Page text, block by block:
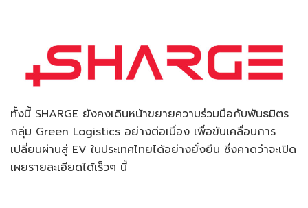
ทั้งนี้ SHARGE ยังคงเดินหน้าขยายความร่วมมือกับพันธมิตร
กลุ่ม Green Logistics อย่างต่อเนื่อง เพื่อขับเคลื่อนการ
เปลี่ยนผ่านสู่ EV ในประเทศไทยได้อย่างยั่งยืน ซึ่งคาดว่าจะเปิด
เผยรายละเอียดได้เร็วๆ นี้